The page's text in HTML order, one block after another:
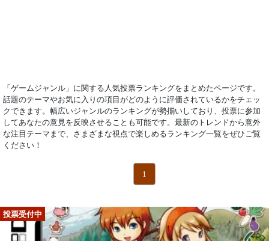
「ゲームジャンル」に関する人気投票ランキングをまとめたページです。
話題のテーマやお気に入りの項目がどのように評価されているかをチェッ
クできます。幅広いジャンルのランキングが勢揃いしており、投票に参加
してあなたの意見を反映させることも可能です。最新のトレンドから意外
な注目テーマまで、さまざまな視点で楽しめるランキング一覧をぜひご覧
ください！
1